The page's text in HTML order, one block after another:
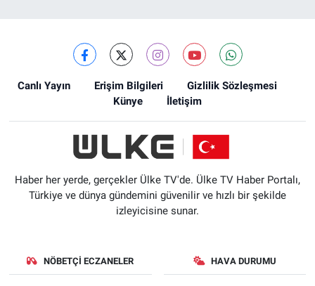
Canlı Yayın Erişim Bilgileri
Gizlilik Sözleşmesi
Künye
İletişim
Haber her yerde, gerçekler Ülke TV'de. Ülke TV Haber Portalı,
Türkiye ve dünya gündemini güvenilir ve hızlı bir şekilde
izleyicisine sunar.
NÖBETÇI ECZANELER HAVA DURUMU